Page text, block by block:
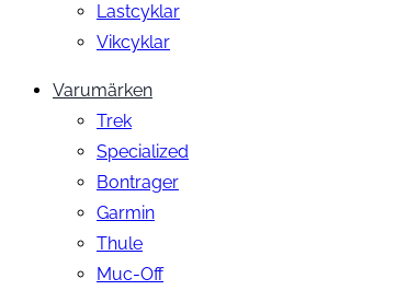
Lastcyklar
Vikcyklar
Varumärken
Trek
Specialized
Bontrager
Garmin
Thule
Muc-Off